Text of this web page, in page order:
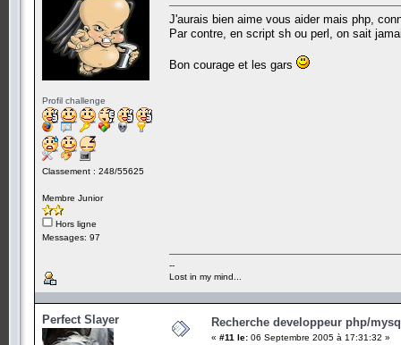
Profil challenge
Classement : 248/55625
Membre Junior
Hors ligne
Messages: 97
J'aurais bien aime vous aider mais php,
Par contre, en script sh ou perl, on sait
Bon courage et les gars
--
Lost in my mind...
Perfect Slayer Recherche developpeur php/
« #11 le: 06 Septembre 2005 à 17:31:32 »